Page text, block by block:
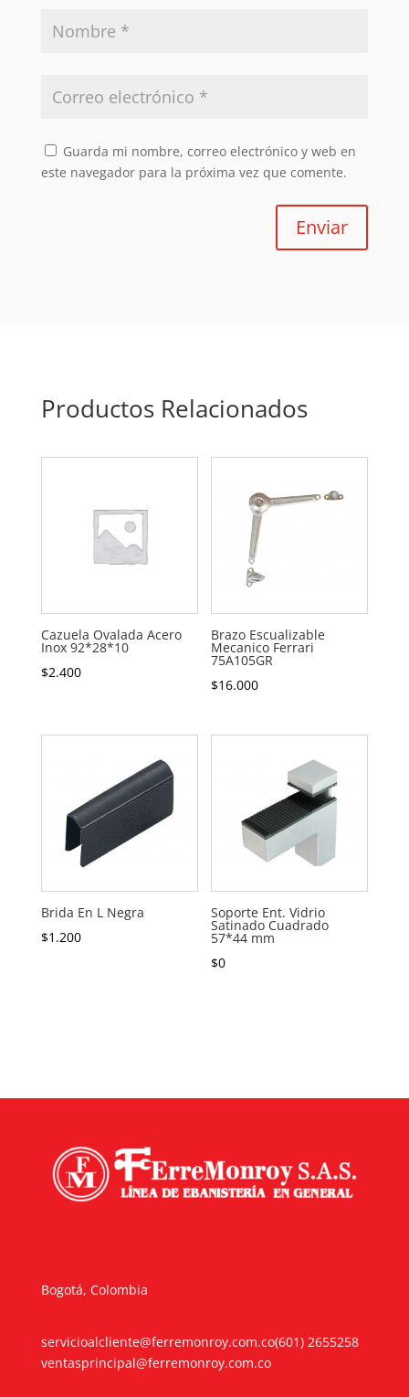
Guarda mi nombre, correo electrónico y web en
este navegador para la próxima vez que comente.
Enviar
Productos Relacionados
Cazuela Ovalada Acero
Inox 92*28*10
$2.400
Brazo Escualizable
Mecanico Ferrari
75A105GR
$16.000
Brida En L Negra
$1.200
Soporte Ent. Vidrio
Satinado Cuadrado
57*44 mm
$0
Bogotá, Colombia
servicioalcliente@ferremonroy.com.co
ventasprincipal@ferremonroy.com.co
(601) 2655258